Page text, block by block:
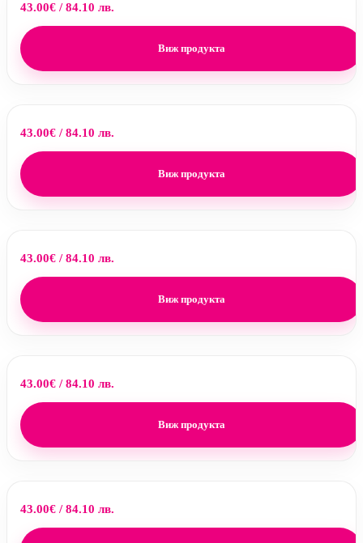
43.00€ / 84.10 лв.
Виж продукта
43.00€ / 84.10 лв.
Виж продукта
43.00€ / 84.10 лв.
Виж продукта
43.00€ / 84.10 лв.
Виж продукта
43.00€ / 84.10 лв.